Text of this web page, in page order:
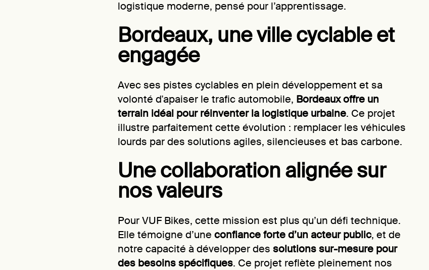
logistique moderne, pensé pour l’apprentissage.
Bordeaux, une ville cyclable et
engagée
Avec ses pistes cyclables en plein développement et sa
volonté d'apaiser le trafic automobile, Bordeaux offre un
terrain idéal pour réinventer la logistique urbaine. Ce projet
illustre parfaitement cette évolution : remplacer les véhicules
lourds par des solutions agiles, silencieuses et bas carbone.
Une collaboration alignée sur
nos valeurs
Pour VUF Bikes, cette mission est plus qu’un défi technique.
Elle témoigne d’une confiance forte d’un acteur public, et de
notre capacité à développer des solutions sur-mesure pour
des besoins spécifiques. Ce projet reflète pleinement nos